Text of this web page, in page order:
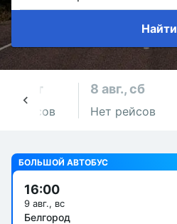
Найти
пт
рейсов
8 авг., сб
Нет рейсов
БОЛЬШОЙ АВТОБУС
16:00
9 авг., вс
Белгород